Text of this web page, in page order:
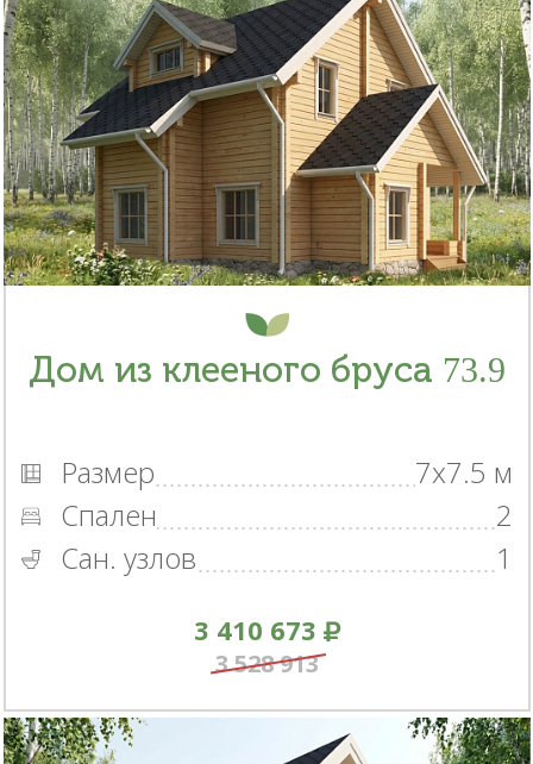
Дом из клееного бруса 73.9
Размер
7x7.5 м
Спален
2
Сан. узлов
1
3 410 673
3 528 913